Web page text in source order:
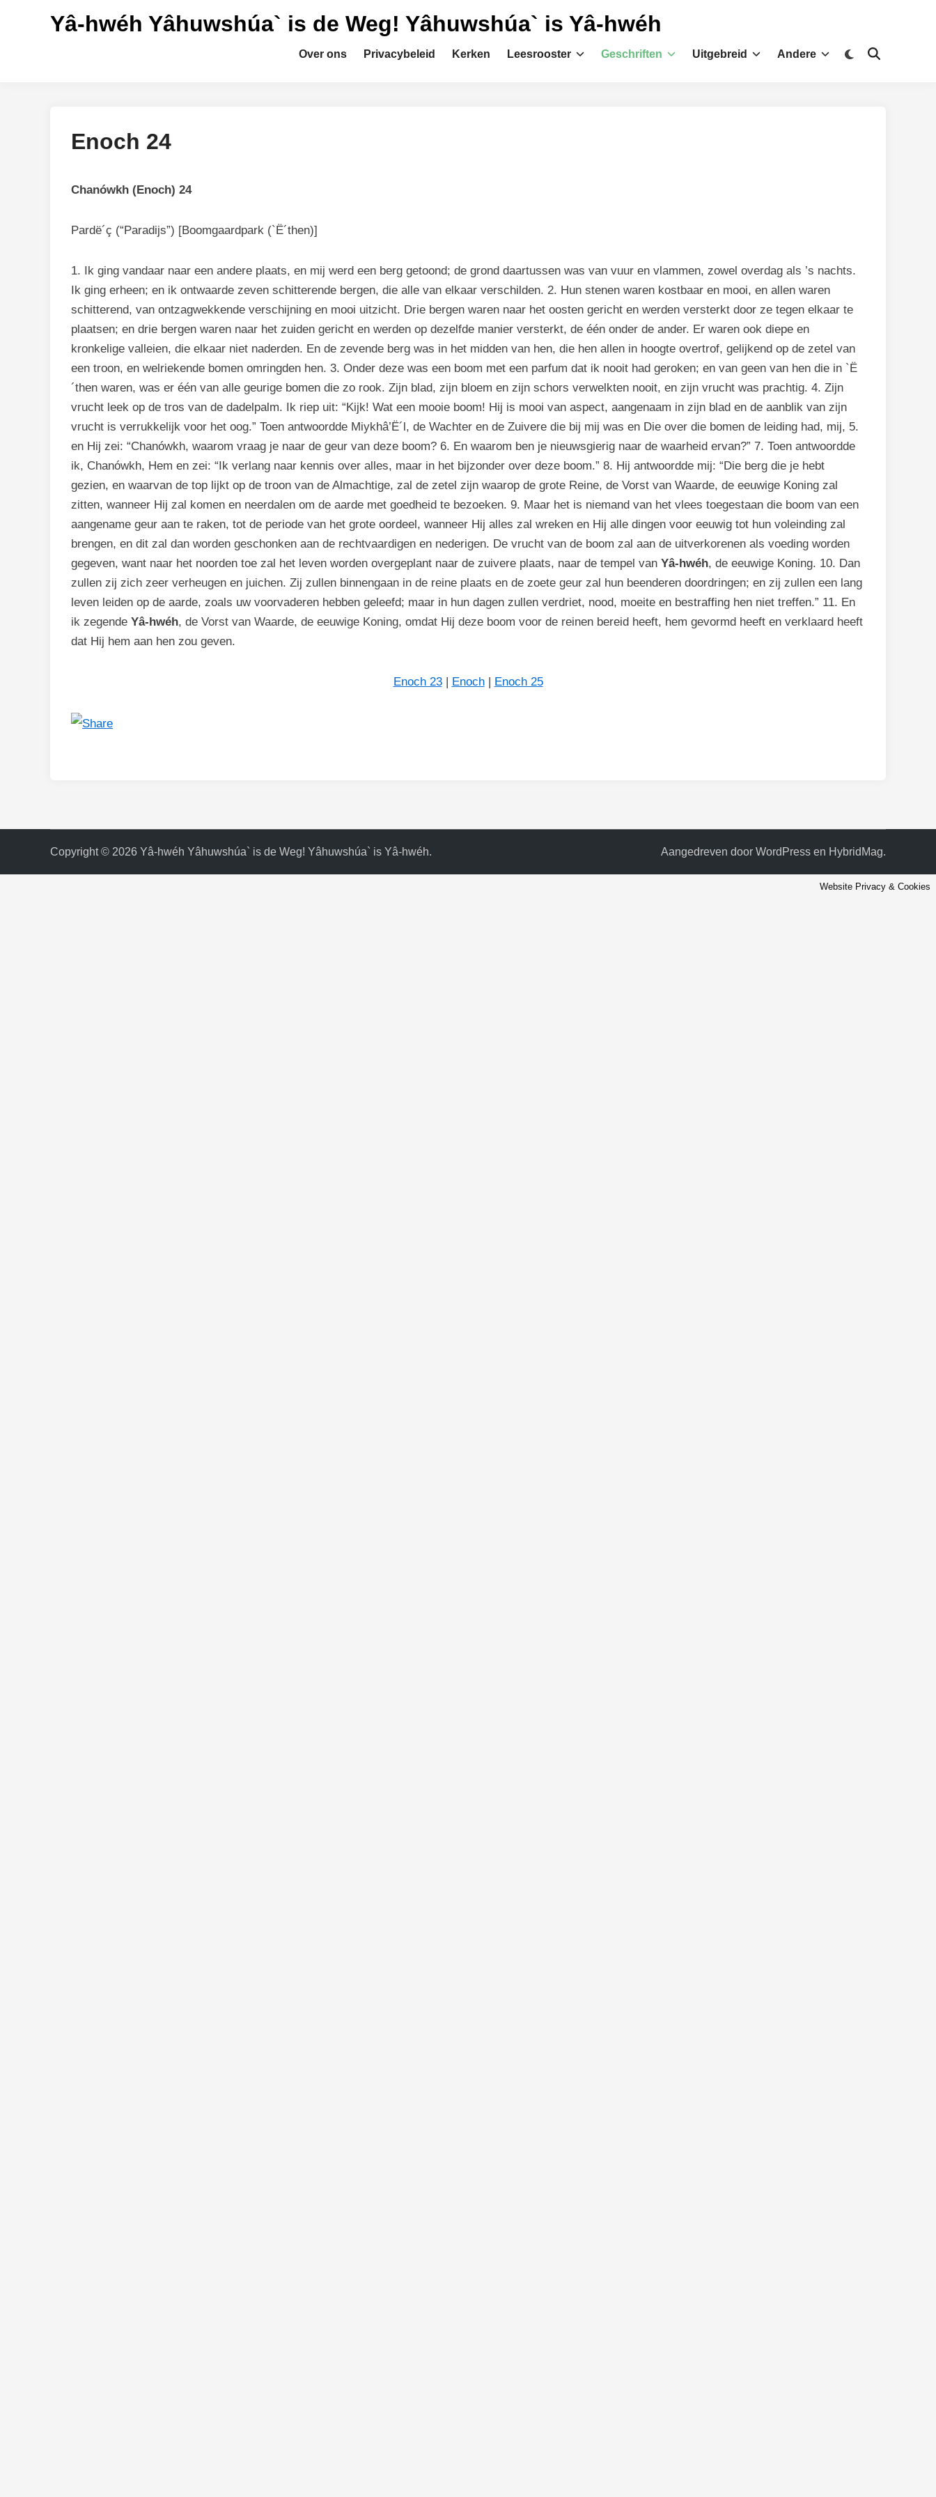
Yâ-hwéh Yâhuwshúa` is de Weg! Yâhuwshúa` is Yâ-hwéh
Over ons Privacybeleid Kerken Leesrooster Geschriften Uitgebreid Andere
Overschakelen
Zoeken
Enoch 24
Chanówkh (Enoch) 24
Pardë´ç (“Paradijs”) [Boomgaardpark (`Ë´then)]
1. Ik ging vandaar naar een andere plaats, en mij werd een berg getoond; de grond daartussen was van vuur en vlammen, zowel overdag als ’s nachts.
Ik ging erheen; en ik ontwaarde zeven schitterende bergen, die alle van elkaar verschilden. 2. Hun stenen waren kostbaar en mooi, en allen waren
schitterend, van ontzagwekkende verschijning en mooi uitzicht. Drie bergen waren naar het oosten gericht en werden versterkt door ze tegen elkaar te
plaatsen; en drie bergen waren naar het zuiden gericht en werden op dezelfde manier versterkt, de één onder de ander. Er waren ook diepe en
kronkelige valleien, die elkaar niet naderden. En de zevende berg was in het midden van hen, die hen allen in hoogte overtrof, gelijkend op de zetel van
een troon, en welriekende bomen omringden hen. 3. Onder deze was een boom met een parfum dat ik nooit had geroken; en van geen van hen die in `Ë
´then waren, was er één van alle geurige bomen die zo rook. Zijn blad, zijn bloem en zijn schors verwelkten nooit, en zijn vrucht was prachtig. 4. Zijn
vrucht leek op de tros van de dadelpalm. Ik riep uit: “Kijk! Wat een mooie boom! Hij is mooi van aspect, aangenaam in zijn blad en de aanblik van zijn
vrucht is verrukkelijk voor het oog.” Toen antwoordde Miykhâ’Ë´l, de Wachter en de Zuivere die bij mij was en Die over die bomen de leiding had, mij, 5.
en Hij zei: “Chanówkh, waarom vraag je naar de geur van deze boom? 6. En waarom ben je nieuwsgierig naar de waarheid ervan?” 7. Toen antwoordde
ik, Chanówkh, Hem en zei: “Ik verlang naar kennis over alles, maar in het bijzonder over deze boom.” 8. Hij antwoordde mij: “Die berg die je hebt
gezien, en waarvan de top lijkt op de troon van de Almachtige, zal de zetel zijn waarop de grote Reine, de Vorst van Waarde, de eeuwige Koning zal
zitten, wanneer Hij zal komen en neerdalen om de aarde met goedheid te bezoeken. 9. Maar het is niemand van het vlees toegestaan die boom van een
aangename geur aan te raken, tot de periode van het grote oordeel, wanneer Hij alles zal wreken en Hij alle dingen voor eeuwig tot hun voleinding zal
brengen, en dit zal dan worden geschonken aan de rechtvaardigen en nederigen. De vrucht van de boom zal aan de uitverkorenen als voeding worden
gegeven, want naar het noorden toe zal het leven worden overgeplant naar de zuivere plaats, naar de tempel van Yâ-hwéh, de eeuwige Koning. 10. Dan
zullen zij zich zeer verheugen en juichen. Zij zullen binnengaan in de reine plaats en de zoete geur zal hun beenderen doordringen; en zij zullen een lang
leven leiden op de aarde, zoals uw voorvaderen hebben geleefd; maar in hun dagen zullen verdriet, nood, moeite en bestraffing hen niet treffen.” 11. En
ik zegende Yâ-hwéh, de Vorst van Waarde, de eeuwige Koning, omdat Hij deze boom voor de reinen bereid heeft, hem gevormd heeft en verklaard heeft
dat Hij hem aan hen zou geven.
Enoch 23| Enoch| Enoch 25
Copyright © 2026 Yâ-hwéh Yâhuwshúa` is de Weg! Yâhuwshúa` is Yâ-hwéh. Aangedreven door WordPress en HybridMag.
Website Privacy & Cookies